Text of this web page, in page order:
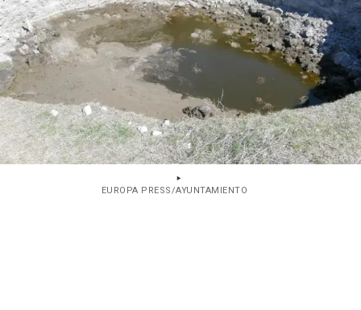
EUROPA PRESS/AYUNTAMIENTO